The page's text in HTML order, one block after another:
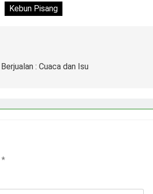
Kebun Pisang
: Cuaca dan Isu
*